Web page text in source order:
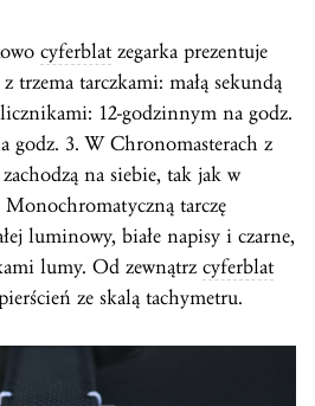
cyferblatzegarka prezentuje
trzema tarczkami: małą sekundą
12-godzinnym na godz.
godz. 3. W Chronomasterach z
na siebie, tak jak w
tarczę
luminowy, białe napisy i czarne,
lumy. Od zewnątrz cyferblat
ze skalą tachymetru.